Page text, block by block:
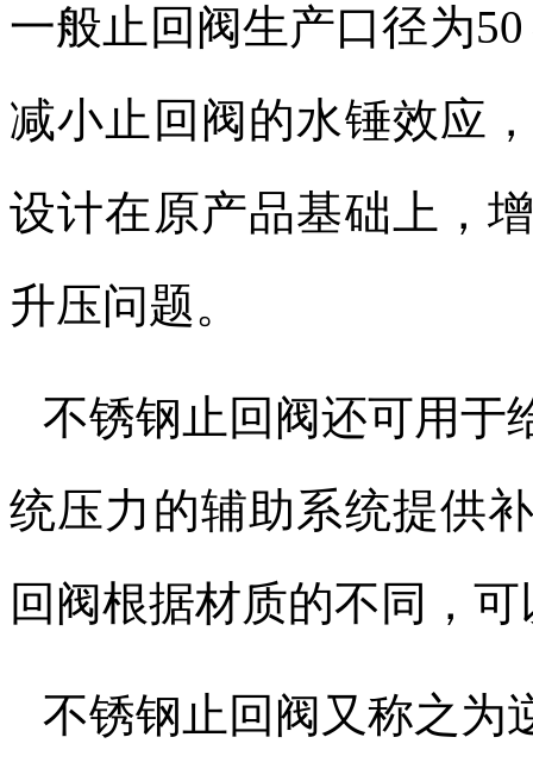
一般止回阀生产口径为50
减小止回阀的水锤效应
设计在原产品基础上，
升压问题。
不锈钢止回阀还可用于
统压力的辅助系统提供
回阀根据材质的不同，
不锈钢止回阀又称之为